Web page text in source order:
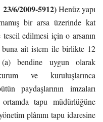
6/2009-5912)Henüz yapı
bir arsa üzerinde kat
edilmesi için o arsanın
buna ait istem ile birlikte 12
bendine uygun olarak
ve kuruluşlarınca
paydaşlarının imzaları
tapu müdürlüğüne
plânını tapu idaresine